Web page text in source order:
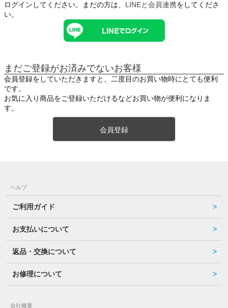
ログインしてください。まだの方は、 LINEと会員連携をしてくださ
い。
まだご登録がお済みでないお客様
会員登録をしていただきますと、二度目のお買い物時にとても便利
です。
お気に入り商品をご登録いただけるなどお買い物が便利になりま
す。
会員登録
ヘルプ
ご利用ガイド
お支払いについて
返品・交換について
お修理について
会社概要